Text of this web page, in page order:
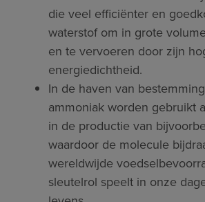
die veel efficiënter en
waterstof om in grote
en te vervoeren door zijn
energiedichtheid.
In de haven van
ammoniak worden gebruikt
in de productie van
waardoor de molecule
wereldwijde
sleutelrol speelt in onze